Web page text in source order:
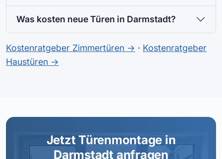
Was kosten neue Türen in Darmstadt?
Kostenratgeber Zimmertüren → · Kostenratgeber
Haustüren →
Jetzt Türenmontage in
Darmstadt anfragen